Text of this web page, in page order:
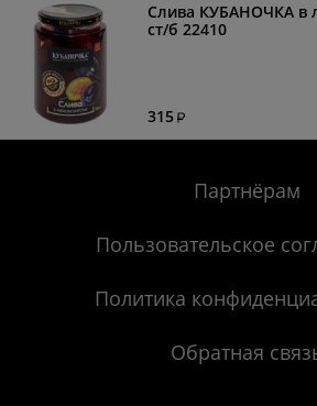
Слива КУБАНОЧКА в
ст/б 22410
315
Партнёрам
Пользовательское
Политика
Обратная